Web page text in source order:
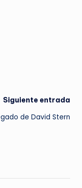
Siguiente entrada
de David Stern